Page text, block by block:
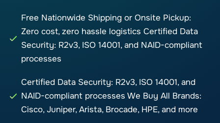
Free Nationwide Shipping or Onsite Pickup:
Zero cost, zero hassle logistics Certified Data
Security: R2v3, ISO 14001, and NAID-compliant
processes
Certified Data Security: R2v3, ISO 14001, and
NAID-compliant processes We Buy All Brands:
Cisco, Juniper, Arista, Brocade, HPE, and more